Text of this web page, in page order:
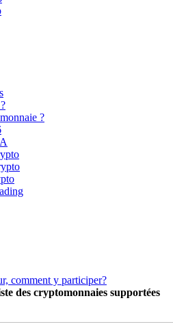
?
des cryptomonnaies supportées